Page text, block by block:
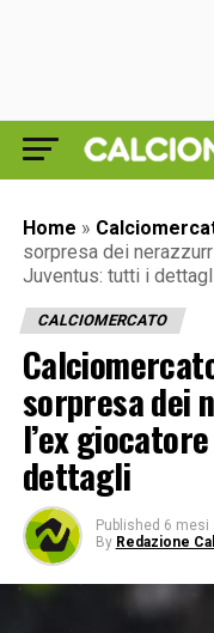
Home »
sorpresa dei
Juventus: tutti i
CALCIOMERCATO
sorpresa dei
l’ex
dettagli
Published 6 mesi
By Redazione